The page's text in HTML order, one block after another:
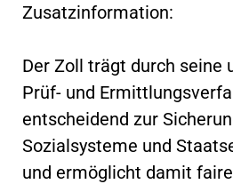
Zusatzinformation:
Der Zoll trägt durch seine
Prüf- und
entscheidend zur
Sozialsysteme und
und ermöglicht damit